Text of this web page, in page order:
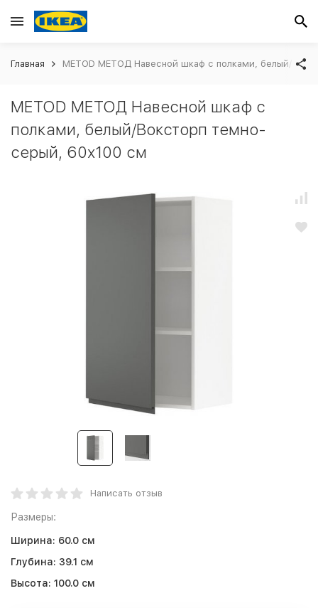
Главная METOD МЕТОД Навесной шкаф с полками, белый/
METOD МЕТОД Навесной шкаф с
полками, белый/Воксторп темно-
серый, 60x100 см
Написать отзыв
Размеры:
Ширина: 60.0 см
Глубина: 39.1 см
Высота: 100.0 см